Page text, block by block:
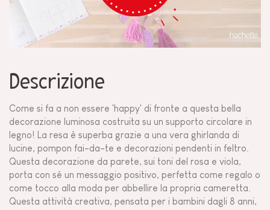
Descrizione
Come si fa a non essere 'happy' di fronte a questa bella
decorazione luminosa costruita su un supporto circolare in
legno! La resa è superba grazie a una vera ghirlanda di
lucine, pompon fai-da-te e decorazioni pendenti in feltro.
Questa decorazione da parete, sui toni del rosa e viola,
porta con sé un messaggio positivo, perfetta come regalo o
come tocco alla moda per abbellire la propria cameretta.
Questa attività creativa, pensata per i bambini dagli 8 anni,